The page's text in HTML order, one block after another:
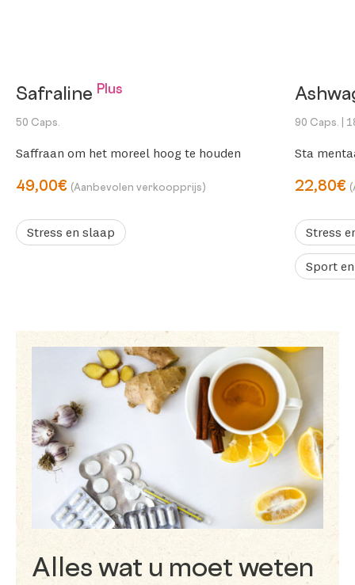
Safraline Plus
50 Caps.
Saffraan om het moreel hoog te houden
49,00€ (Aanbevolen verkoopprijs)
Stress en slaap
90 Caps. |
Sta
22,80€
Stress
Sport
Alles wat u moet weten